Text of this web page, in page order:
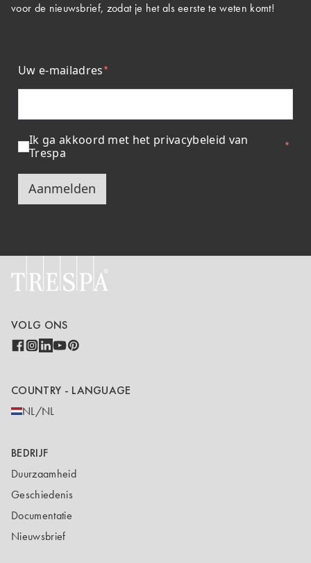
voor de nieuwsbrief, zodat je het als eerste te weten komt!
Uw e-mailadres
Ik ga akkoord met het privacybeleid van
Trespa
Aanmelden
VOLG ONS
COUNTRY - LANGUAGE
NL/NL
BEDRIJF
Duurzaamheid
Geschiedenis
Documentatie
Nieuwsbrief